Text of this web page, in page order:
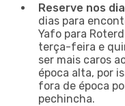
Reserve nos
dias para
Yafo para
terça-feira e
ser mais caros
época alta, por
fora de época
pechincha.